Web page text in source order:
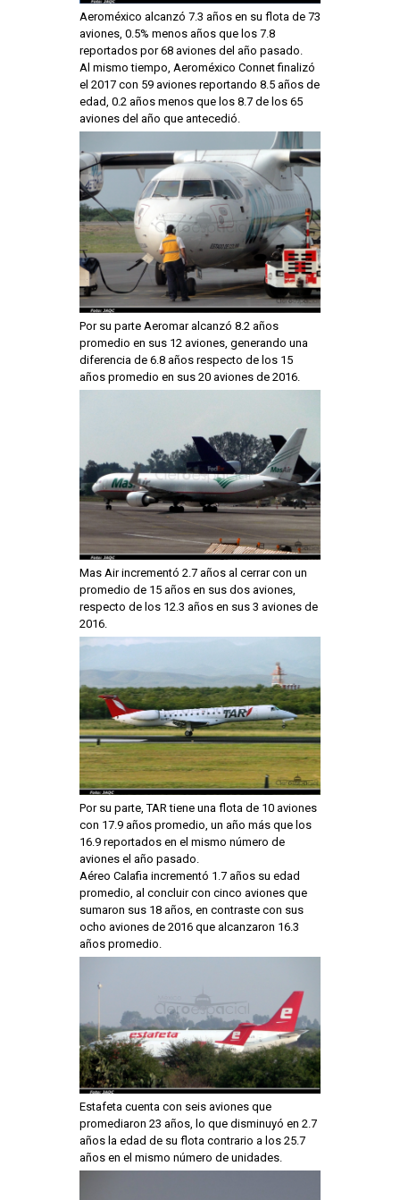
Aeroméxico alcanzó 7.3 años en su flota de 73
aviones, 0.5% menos años que los 7.8
reportados por 68 aviones del año pasado.
Al mismo tiempo, Aeroméxico Connet finalizó
el 2017 con 59 aviones reportando 8.5 años de
edad, 0.2 años menos que los 8.7 de los 65
aviones del año que antecedió.
Por su parte Aeromar alcanzó 8.2 años
promedio en sus 12 aviones, generando una
diferencia de 6.8 años respecto de los 15
años promedio en sus 20 aviones de 2016.
Mas Air incrementó 2.7 años al cerrar con un
promedio de 15 años en sus dos aviones,
respecto de los 12.3 años en sus 3 aviones de
2016.
Por su parte, TAR tiene una flota de 10 aviones
con 17.9 años promedio, un año más que los
16.9 reportados en el mismo número de
aviones el año pasado.
Aéreo Calafia incrementó 1.7 años su edad
promedio, al concluir con cinco aviones que
sumaron sus 18 años, en contraste con sus
ocho aviones de 2016 que alcanzaron 16.3
años promedio.
Estafeta cuenta con seis aviones que
promediaron 23 años, lo que disminuyó en 2.7
años la edad de su flota contrario a los 25.7
años en el mismo número de unidades.